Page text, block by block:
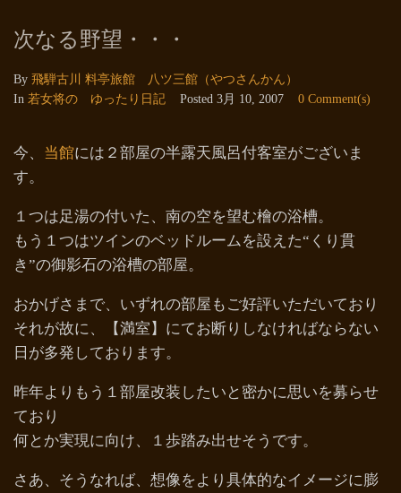
次なる野望・・・
By 飛騨古川 料亭旅館 八ツ三館（やつさんかん）
In 若女将の ゆったり日記 Posted 3月 10, 2007 0 Comment(s)
今、 当館には２部屋の半露天風呂付客室がございま
す。
１つは足湯の付いた、南の空を望む檜の浴槽。
もう１つはツインのベッドルームを設えた“くり貫
き”の御影石の浴槽の部屋。
おかげさまで、いずれの部屋もご好評いただいており
それが故に、【満室】にてお断りしなければならない
日が多発しております。
昨年よりもう１部屋改装したいと密かに思いを募らせ
ており
何とか実現に向け、１歩踏み出せそうです。
さあ、そうなれば、想像をより具体的なイメージに膨